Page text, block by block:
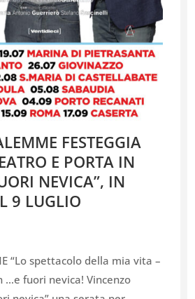
FESTEGGIA
E PORTA IN
NEVICA”, IN
9 LUGLIO
“Lo spettacolo della mia vita –
…e fuori nevica! Vincenzo